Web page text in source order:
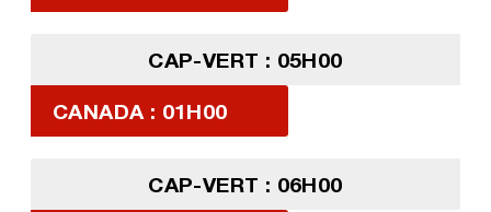
CAP-VERT : 05H00
CANADA : 01H00
CAP-VERT : 06H00